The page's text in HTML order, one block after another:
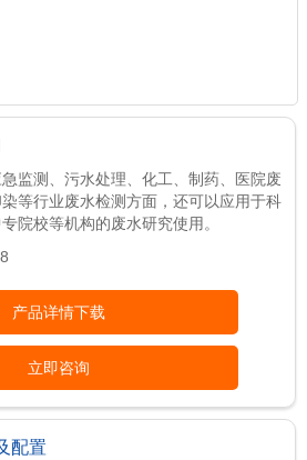
监测、污水处理、化工、制药、医院废
等行业废水检测方面，还可以应用于科
院校等机构的废水研究使用。
产品详情下载
立即咨询
配置